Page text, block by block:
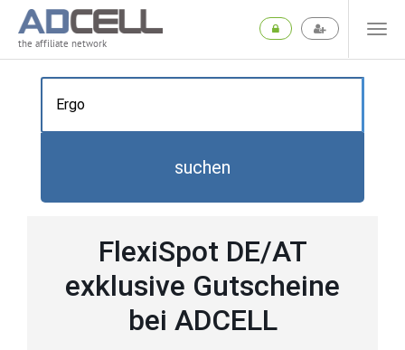
the affiliate network
suchen
FlexiSpot DE/AT
exklusive Gutscheine
bei ADCELL